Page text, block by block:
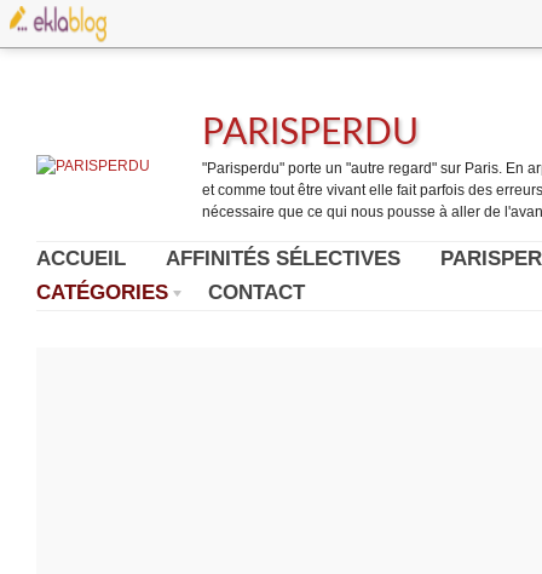
PARISPERDU
"Parisperdu" porte un "autre regard" sur Paris. En
et comme tout être vivant elle fait parfois des
nécessaire que ce qui nous pousse à aller de
ACCUEIL AFFINITÉS SÉLECTIVES
CATÉGORIES
CONTACT